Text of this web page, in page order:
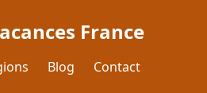
France
Blog Contact